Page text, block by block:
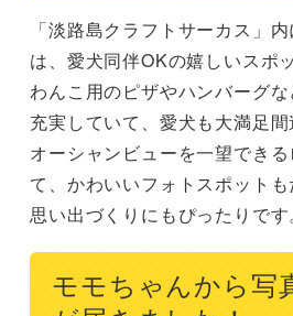
「淡路島クラフトサーカス」
は、愛犬同伴OKの嬉しいスポ
わんこ用のピザやハンバーグ
充実していて、愛犬も大満足
オーシャンビューを一望でき
て、かわいいフォトスポットも
思い出づくりにもぴったりです
モモちゃんから写